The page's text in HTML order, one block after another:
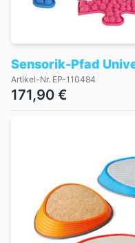
Sensorik-Pfad
Artikel-Nr. EP-110484
171,90 €